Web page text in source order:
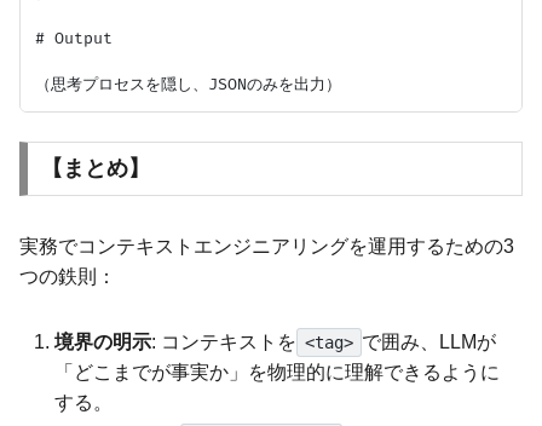
# Output
【まとめ】
実務でコンテキストエンジニアリングを運用するための3
つの鉄則：
境界の明示: コンテキストを <tag> で囲み、LLMが
「どこまでが事実か」を物理的に理解できるように
する。